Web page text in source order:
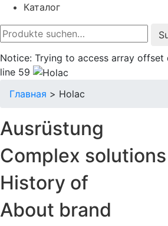
Каталог
Suche
nach:
Notice: Trying to access array
line 59
Главная > Holac
Ausrüstung
Complex solutions
History of
About brand